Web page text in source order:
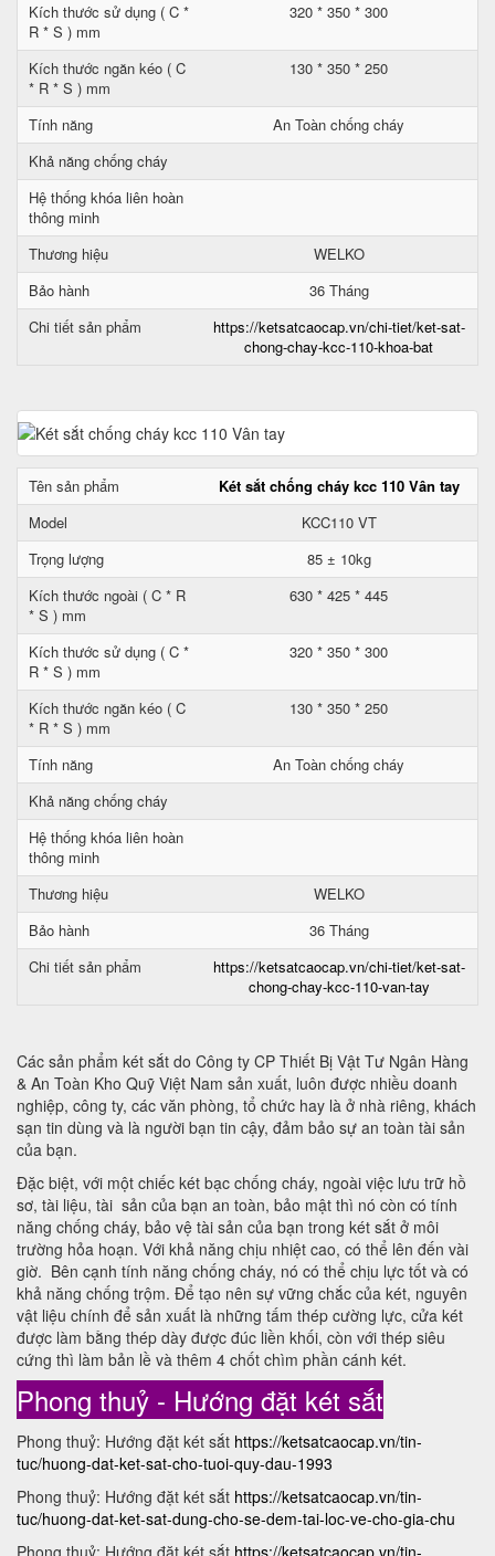
Kích thước sử dụng ( C *
R * S ) mm
320 * 350 * 300
Kích thước ngăn kéo ( C
* R * S ) mm
130 * 350 * 250
Tính năng
An Toàn chống cháy
Khả năng chống cháy
Hệ thống khóa liên hoàn
thông minh
Thương hiệu
WELKO
Bảo hành
36 Tháng
Chi tiết sản phẩm
https://ketsatcaocap.vn/chi-tiet/ket-sat-
chong-chay-kcc-110-khoa-bat
Tên sản phẩm
Két sắt chống cháy kcc 110 Vân tay
Model
KCC110 VT
Trọng lượng
85 ± 10kg
Kích thước ngoài ( C * R
* S ) mm
630 * 425 * 445
Kích thước sử dụng ( C *
R * S ) mm
320 * 350 * 300
Kích thước ngăn kéo ( C
* R * S ) mm
130 * 350 * 250
Tính năng
An Toàn chống cháy
Khả năng chống cháy
Hệ thống khóa liên hoàn
thông minh
Thương hiệu
WELKO
Bảo hành
36 Tháng
Chi tiết sản phẩm
https://ketsatcaocap.vn/chi-tiet/ket-sat-
chong-chay-kcc-110-van-tay
Các sản phẩm két sắt do Công ty CP Thiết Bị Vật Tư Ngân Hàng
& An Toàn Kho Quỹ Việt Nam sản xuất, luôn được nhiều doanh
nghiệp, công ty, các văn phòng, tổ chức hay là ở nhà riêng, khách
sạn tin dùng và là người bạn tin cậy, đảm bảo sự an toàn tài sản
của bạn.
Đặc biệt, với một chiếc két bạc chống cháy, ngoài việc lưu trữ hồ
sơ, tài liệu, tài sản của bạn an toàn, bảo mật thì nó còn có tính
năng chống cháy, bảo vệ tài sản của bạn trong két sắt ở môi
trường hỏa hoạn. Với khả năng chịu nhiệt cao, có thể lên đến vài
giờ. Bên cạnh tính năng chống cháy, nó có thể chịu lực tốt và có
khả năng chống trộm. Để tạo nên sự vững chắc của két, nguyên
vật liệu chính để sản xuất là những tấm thép cường lực, cửa két
được làm bằng thép dày được đúc liền khối, còn với thép siêu
cứng thì làm bản lề và thêm 4 chốt chìm phần cánh két.
Phong thuỷ - Hướng đặt két sắt
Phong thuỷ: Hướng đặt két sắt https://ketsatcaocap.vn/tin-
tuc/huong-dat-ket-sat-cho-tuoi-quy-dau-1993
Phong thuỷ: Hướng đặt két sắt https://ketsatcaocap.vn/tin-
tuc/huong-dat-ket-sat-dung-cho-se-dem-tai-loc-ve-cho-gia-chu